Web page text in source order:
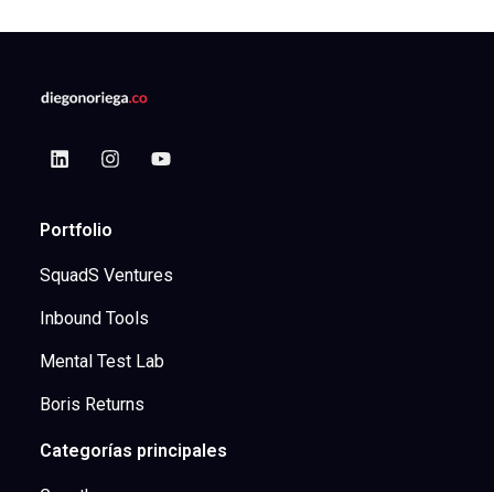
Portfolio
SquadS Ventures
Inbound Tools
Mental Test Lab
Boris Returns
Categorías principales